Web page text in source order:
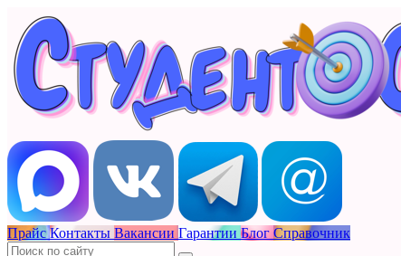
Прайс Контакты Вакансии Гарантии Блог Справочник